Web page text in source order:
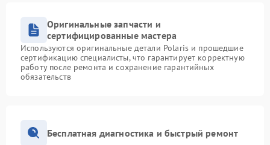
Оригинальные запчасти и
сертифицированные мастера
Используются оригинальные детали Polaris и прошедшие
сертификацию специалисты, что гарантирует корректную
работу после ремонта и сохранение гарантийных
обязательств
Бесплатная диагностика и быстрый ремонт